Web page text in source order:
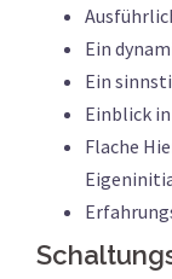
Ein
Ein
Einblick
Flache